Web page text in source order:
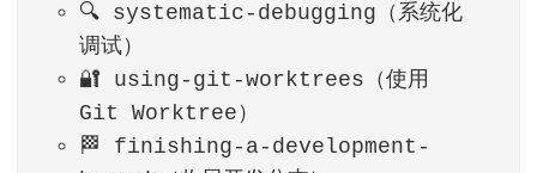
🔍 systematic-debugging（系统化
调试）
🔐 using-git-worktrees（使用
Git Worktree）
🏁 finishing-a-development-